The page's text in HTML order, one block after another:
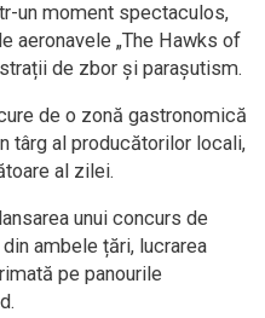
un moment spectaculos,
aeronavele „The Hawks of
de zbor și parașutism.
de o zonă gastronomică
târg al producătorilor locali,
al zilei.
unui concurs de
ambele țări, lucrarea
pe panourile